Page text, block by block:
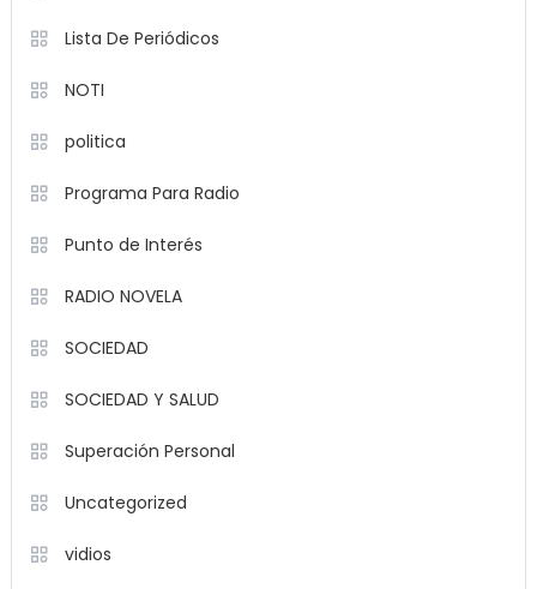
Lista De Periódicos
NOTI
politica
Programa Para Radio
Punto de Interés
RADIO NOVELA
SOCIEDAD
SOCIEDAD Y SALUD
Superación Personal
Uncategorized
vidios